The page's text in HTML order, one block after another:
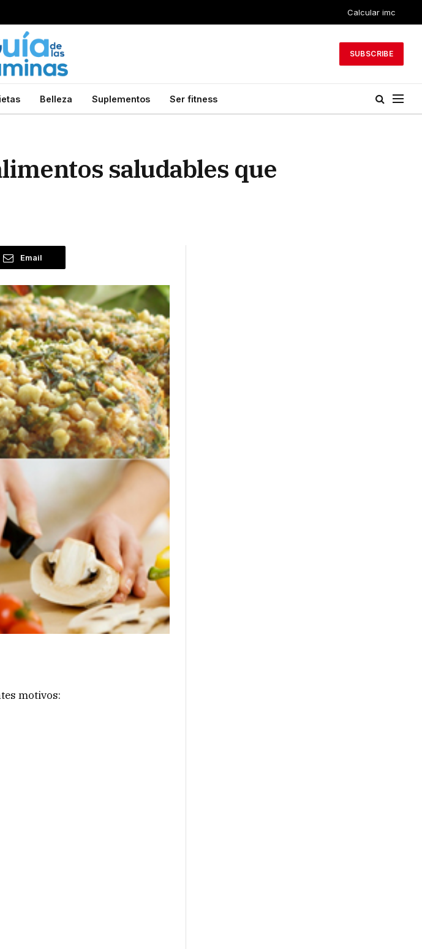
Calcular imc
SUBSCRIBE
Belleza Suplementos Ser fitness
saludables que
Email
motivos: